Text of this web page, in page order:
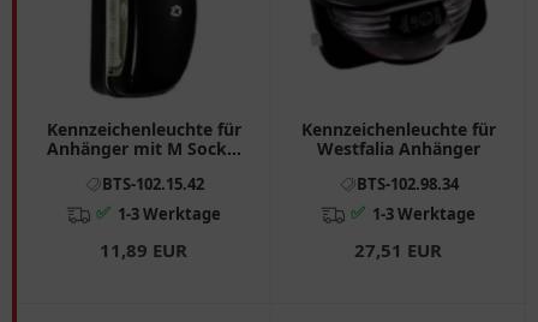
Kennzeichenleuchte für
Anhänger mit M Sockel
BTS-102.15.42
✅ 1-3 Werktage
11,89 EUR
Kennzeichenleuchte für
Westfalia Anhänger
BTS-102.98.34
✅ 1-3 Werktage
27,51 EUR